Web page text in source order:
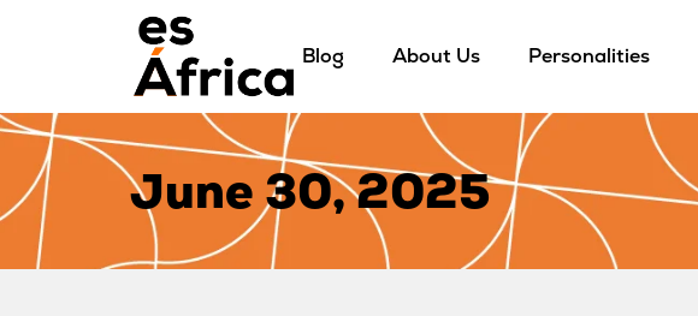
Blog About Us Personalities
June 30, 2025